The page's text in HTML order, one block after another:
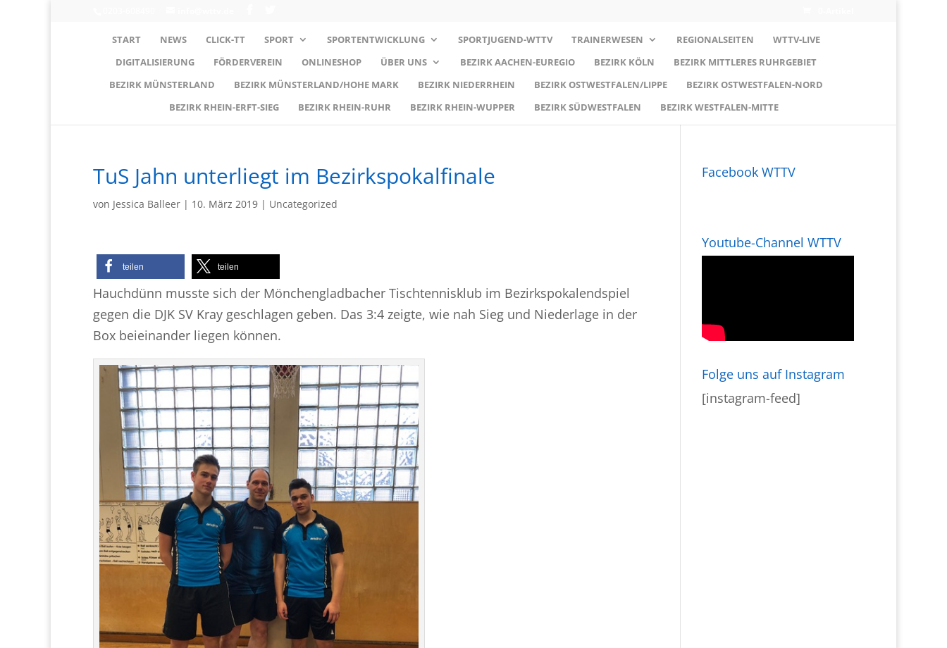
START NEWS CLICK-TT SPORT SPORTENTWICKLUNG SPORTJUGEND-WTTV TRAINERWESEN REGIONALSEITEN
WTTV-LIVE
DIGITALISIERUNG
FÖRDERVEREIN ONLINESHOP ÜBER UNS BEZIRK AACHEN-EUREGIO BEZIRK KÖLN
BEZIRK MITTLERES RUHRGEBIET
BEZIRK MÜNSTERLAND
BEZIRK MÜNSTERLAND/HOHE MARK BEZIRK NIEDERRHEIN BEZIRK OSTWESTFALEN/LIPPE
BEZIRK OSTWESTFALEN-NORD
BEZIRK RHEIN-ERFT-SIEG
BEZIRK RHEIN-RUHR BEZIRK RHEIN-WUPPER BEZIRK SÜDWESTFALEN BEZIRK WESTFALEN-MITTE
TuS Jahn unterliegt im Bezirkspokalfinale
von Jessica Balleer | 10. März 2019 | Uncategorized
teilen teilen
Hauchdünn musste sich der Mönchengladbacher Tischtennisklub im Bezirkspokalendspiel
gegen die DJK SV Kray geschlagen geben. Das 3:4 zeigte, wie nah Sieg und Niederlage in der
Box beieinander liegen können.
Facebook WTTV
Youtube-Channel WTTV
Folge uns auf Instagram
[instagram-feed]